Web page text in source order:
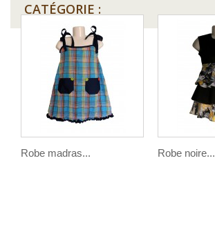
CATÉGORIE :
Robe madras... Robe noire...